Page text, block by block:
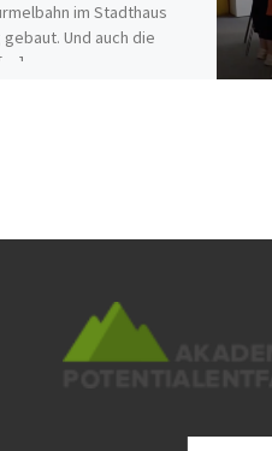
im Stadthaus
Und auch die